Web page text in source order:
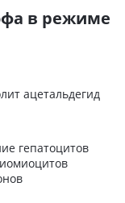
в режиме
ацетальдегид
гепатоцитов